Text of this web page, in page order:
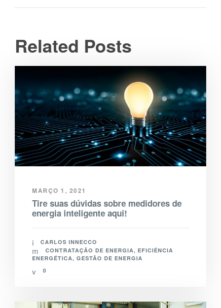
Related Posts
MARÇO 1, 2021
Tire suas dúvidas sobre medidores de
energia inteligente aqui!
CARLOS INNECCO
CONTRATAÇÃO DE ENERGIA, EFICIÊNCIA
ENERGÉTICA, GESTÃO DE ENERGIA
0